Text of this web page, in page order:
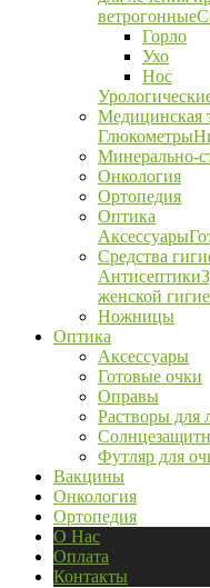
ветрогонные
Горло
Ухо
Нос
Медицинская
Глюкометры
Минерально-
Онкология
Ортопедия
Оптика
Аксессуары
Средства
Антисептики
женской
Ножницы
Оптика
Аксессуары
Готовые очки
Оправы
Растворы для
Футляр для
Вакцины
Онкология
Ортопедия
О Нас
Оплата
Контакты